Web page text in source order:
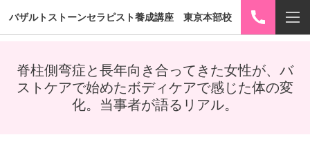
バザルトストーンセラピスト養成講座 東京本部校
脊柱側弯症と長年向き合ってきた女性が、バ
ストケアで始めたボディケアで感じた体の変
化。当事者が語るリアル。